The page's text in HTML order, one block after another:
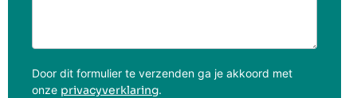
Door dit formulier te verzenden ga je akkoord met
onze privacyverklaring.